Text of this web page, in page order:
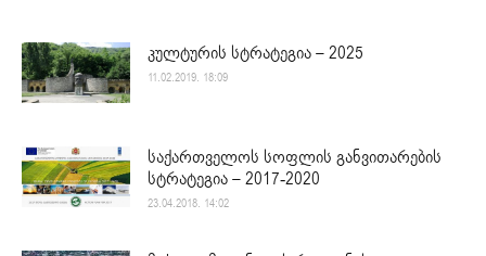
კულტურის სტრატეგია – 2025
11.02.2019. 18:09
საქართველოს სოფლის განვითარების
სტრატეგია – 2017-2020
23.04.2018. 14:02